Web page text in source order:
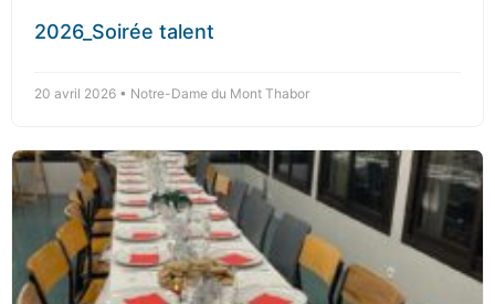
2026_Soirée talent
20 avril 2026 • Notre-Dame du Mont Thabor